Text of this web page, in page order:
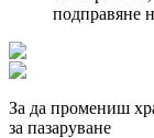
подправяне
За да промениш
за пазаруване